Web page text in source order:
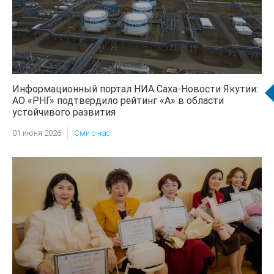
Информационный портал НИА Саха-Новости Якутии:
АО «РНГ» подтвердило рейтинг «А» в области
устойчивого развития
01 июня 2026 Сми о нас